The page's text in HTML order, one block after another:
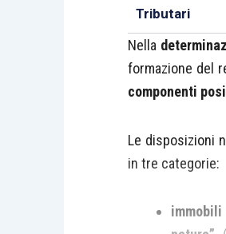
Tributari
Nella
formazione del
componenti
Le disposizioni
in tre categorie: